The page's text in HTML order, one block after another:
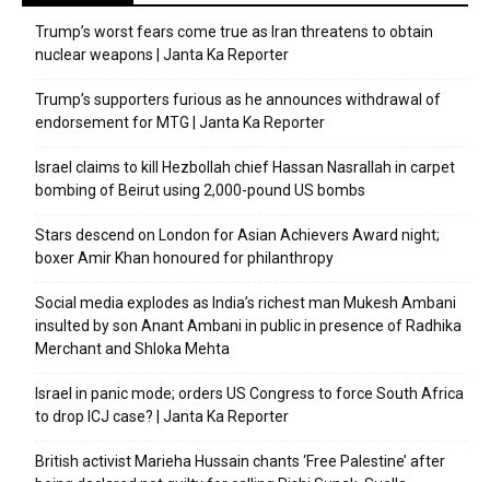
Trump’s worst fears come true as Iran threatens to obtain
nuclear weapons | Janta Ka Reporter
Trump’s supporters furious as he announces withdrawal of
endorsement for MTG | Janta Ka Reporter
Israel claims to kill Hezbollah chief Hassan Nasrallah in carpet
bombing of Beirut using 2,000-pound US bombs
Stars descend on London for Asian Achievers Award night;
boxer Amir Khan honoured for philanthropy
Social media explodes as India’s richest man Mukesh Ambani
insulted by son Anant Ambani in public in presence of Radhika
Merchant and Shloka Mehta
Israel in panic mode; orders US Congress to force South Africa
to drop ICJ case? | Janta Ka Reporter
British activist Marieha Hussain chants ‘Free Palestine’ after